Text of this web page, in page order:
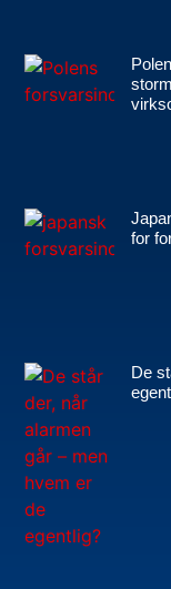
for
De